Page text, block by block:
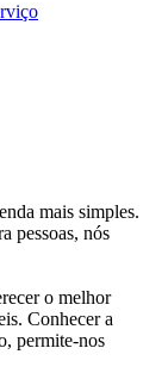
mais simples.
pessoas, nós
o melhor
Conhecer a
permite-nos